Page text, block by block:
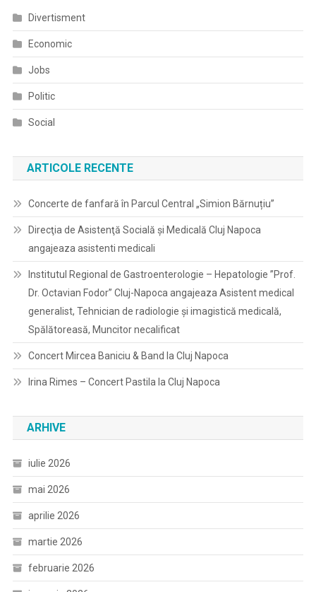
Divertisment
Economic
Jobs
Politic
Social
ARTICOLE RECENTE
Concerte de fanfară în Parcul Central „Simion Bărnuțiu”
Direcţia de Asistenţă Socială şi Medicală Cluj Napoca
angajeaza asistenti medicali
Institutul Regional de Gastroenterologie – Hepatologie ”Prof.
Dr. Octavian Fodor” Cluj-Napoca angajeaza Asistent medical
generalist, Tehnician de radiologie și imagistică medicală,
Spălătoreasă, Muncitor necalificat
Concert Mircea Baniciu & Band la Cluj Napoca
Irina Rimes – Concert Pastila la Cluj Napoca
ARHIVE
iulie 2026
mai 2026
aprilie 2026
martie 2026
februarie 2026